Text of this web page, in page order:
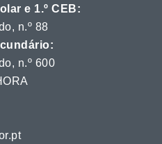
e 1.º CEB:
n.º 88
n.º 600